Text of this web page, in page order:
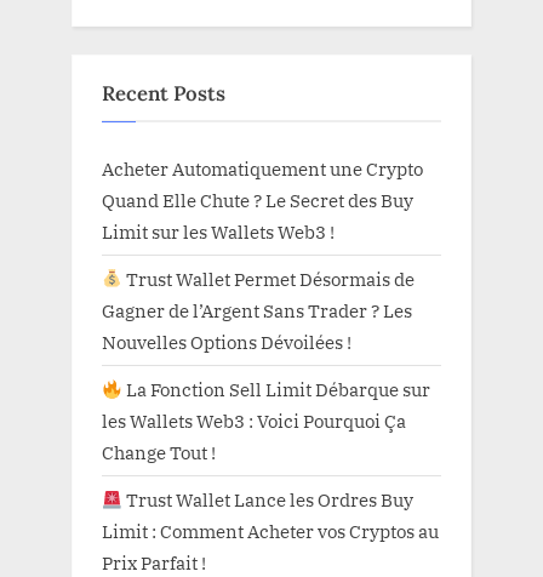
Recent Posts
Acheter Automatiquement une Crypto
Quand Elle Chute ? Le Secret des Buy
Limit sur les Wallets Web3 !
Trust Wallet Permet Désormais de
Gagner de l’Argent Sans Trader ? Les
Nouvelles Options Dévoilées !
La Fonction Sell Limit Débarque sur
les Wallets Web3 : Voici Pourquoi Ça
Change Tout !
Trust Wallet Lance les Ordres Buy
Limit : Comment Acheter vos Cryptos au
Prix Parfait !